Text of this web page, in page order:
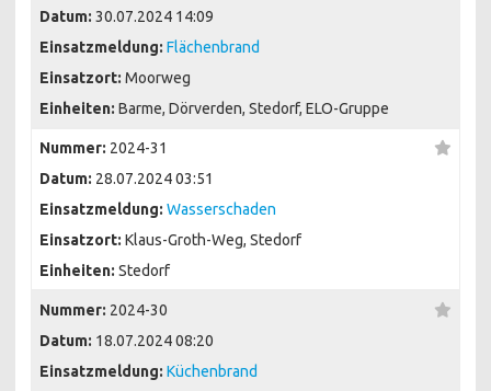
Datum: 30.07.2024 14:09
Einsatzmeldung: Flächenbrand
Einsatzort: Moorweg
Einheiten: Barme, Dörverden, Stedorf, ELO-Gruppe
Nummer: 2024-31
Datum: 28.07.2024 03:51
Einsatzmeldung: Wasserschaden
Einsatzort: Klaus-Groth-Weg, Stedorf
Einheiten: Stedorf
Nummer: 2024-30
Datum: 18.07.2024 08:20
Einsatzmeldung: Küchenbrand